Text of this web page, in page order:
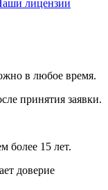
в любое время.
принятия заявки.
более 15 лет.
доверие